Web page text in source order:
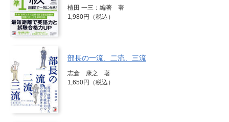
植田 一三：編著 著
1,980円（税込）
部長の一流、二流、三流
志倉 康之 著
1,650円（税込）